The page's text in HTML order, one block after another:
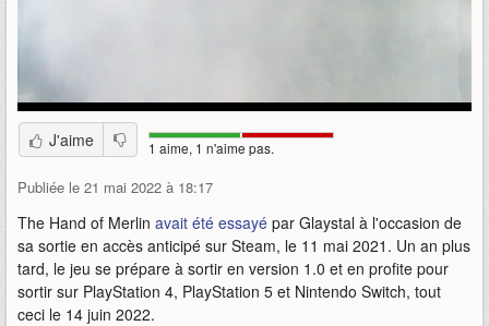
J'aime 1 aime, 1 n'aime pas.
Publiée le 21 mai 2022 à 18:17
The Hand of Merlin avait été essayé par Glaystal à l'occasion de
sa sortie en accès anticipé sur Steam, le 11 mai 2021. Un an plus
tard, le jeu se prépare à sortir en version 1.0 et en profite pour
sortir sur PlayStation 4, PlayStation 5 et Nintendo Switch, tout
ceci le 14 juin 2022.